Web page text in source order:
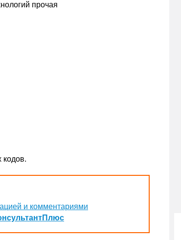
прочая
кодов.
и комментариями